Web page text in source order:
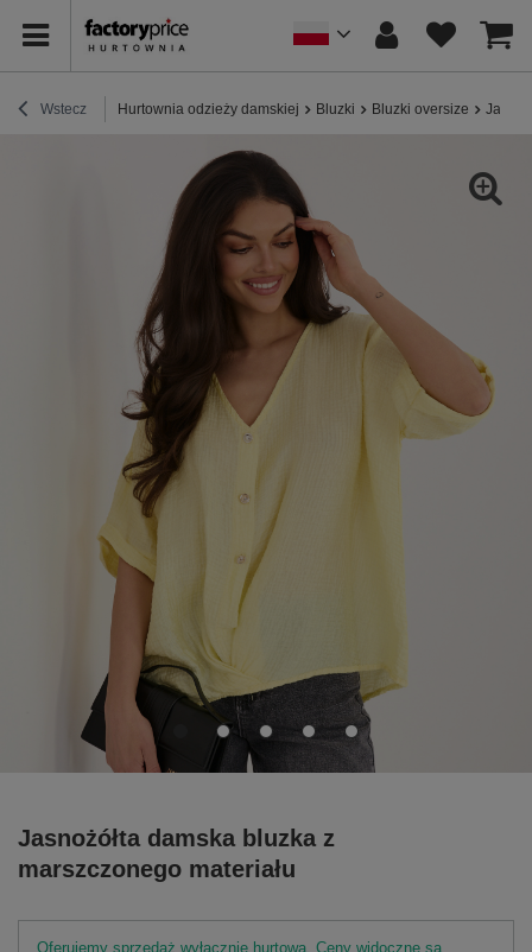
Wstecz Hurtownia odzieży damskiej Bluzki Bluzki oversize
Jasnożółta damska bluzka z
marszczonego materiału
Oferujemy sprzedaż wyłącznie hurtową. Ceny widoczne są